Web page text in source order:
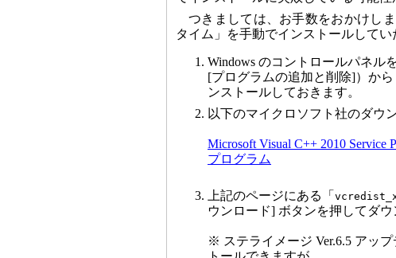
つきましては、お手数をおかけし
タイム」を手動でインストールして
Windows のコントロールパネル
[プログラムの追加と削除]）から
ンストールしておきます。
以下のマイクロソフト社のダウ
Microsoft Visual C++ 2010
プログラム
上記のページにある「
ウンロード] ボタンを押してダ
※ ステライメージ Ver.6.5 アッ